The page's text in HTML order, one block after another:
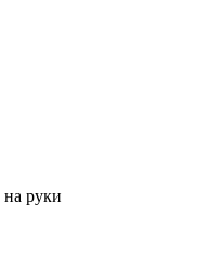
на руки